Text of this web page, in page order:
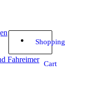
Shopping
Cart
Fahreimer